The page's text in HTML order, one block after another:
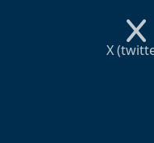
X